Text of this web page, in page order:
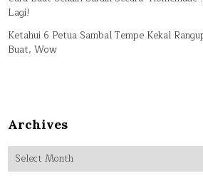
Lagi!
Ketahui 6 Petua Sambal Tempe Kekal
Buat, Wow
Archives
Archives